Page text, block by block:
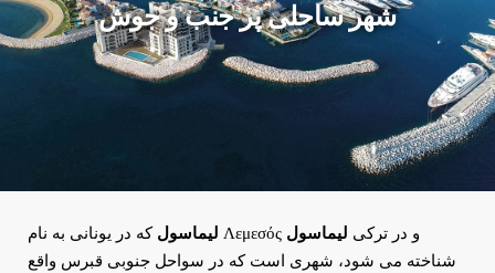
شهر ساحلی پر جنب و جوش
لیماسول که در یونانی به نام Λεμεσός و در ترکی لیماسول
شناخته می شود، شهری است که در سواحل جنوبی قبرس واقع